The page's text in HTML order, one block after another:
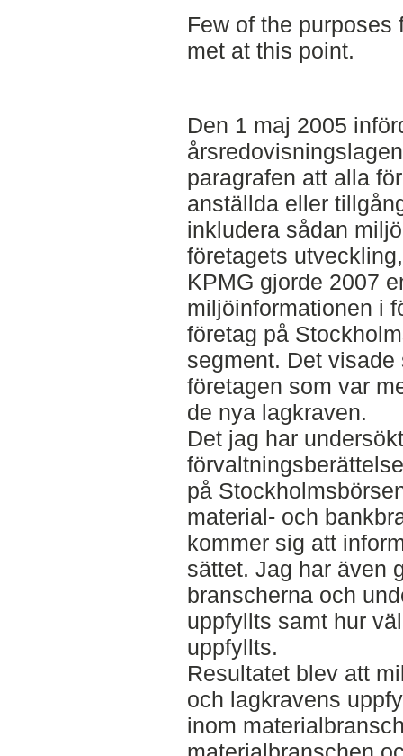
Few of the purposes
met at this point.
Den 1 maj 2005
paragrafen att alla
anställda eller
inkludera sådan
företagets
KPMG gjorde 2007
miljöinformationen i
företag på
segment. Det
företagen som var
de nya lagkraven.
Det jag har
på
material- och
kommer sig att
sättet. Jag har även
branscherna och
uppfyllts samt hur
uppfyllts.
Resultatet blev att
och lagkravens
inom